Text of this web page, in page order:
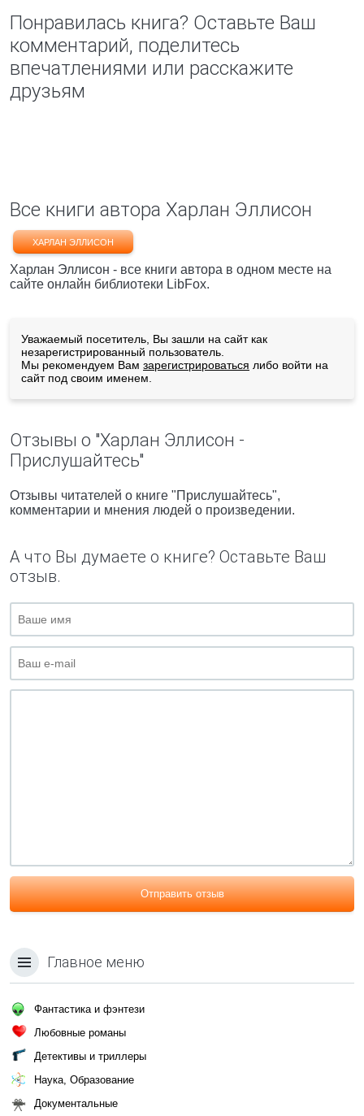
Понравилась книга? Оставьте Ваш
комментарий, поделитесь
впечатлениями или расскажите
друзьям
Все книги автора Харлан Эллисон
ХАРЛАН ЭЛЛИСОН
Харлан Эллисон - все книги автора в одном месте на
сайте онлайн библиотеки LibFox.
Уважаемый посетитель, Вы зашли на сайт как
незарегистрированный пользователь.
Мы рекомендуем Вам зарегистрироваться либо войти на
сайт под своим именем.
Отзывы о "Харлан Эллисон -
Прислушайтесь"
Отзывы читателей о книге "Прислушайтесь",
комментарии и мнения людей о произведении.
А что Вы думаете о книге? Оставьте Ваш
отзыв.
Отправить отзыв
Главное меню
Фантастика и фэнтези
Любовные романы
Детективы и триллеры
Наука, Образование
Документальные